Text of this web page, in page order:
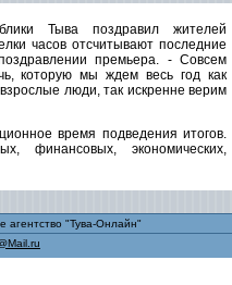
Тыва поздравил жителей
часов отсчитывают последние
премьера. - Совсем
которую мы ждем весь год как
люди, так искренне верим
время подведения итогов.
финансовых, экономических,
"Тува-Онлайн"